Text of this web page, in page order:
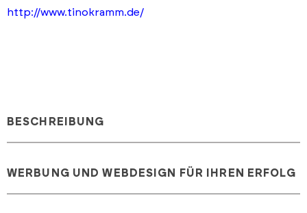
http://www.tinokramm.de/
BESCHREIBUNG
WERBUNG UND WEBDESIGN FÜR IHREN ERFOLG